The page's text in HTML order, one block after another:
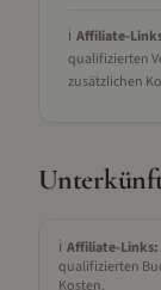
ℹ️ Affiliate-
qualifizierten
zusätzlichen
ℹ️ Affiliate-Links:
qualifizierten
Kosten.